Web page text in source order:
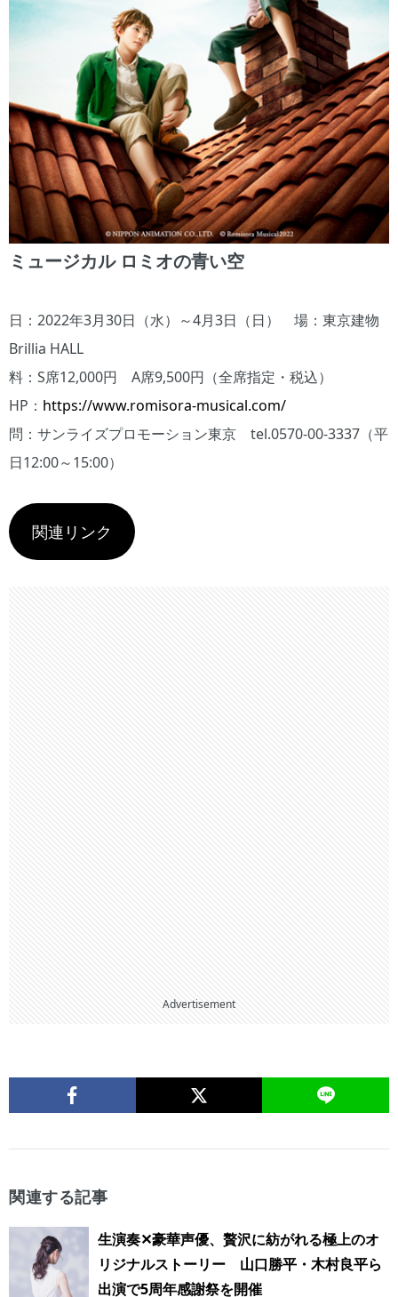
ミュージカル ロミオの青い空
日：2022年3月30日（水）～4月3日（日） 場：東京建物
Brillia HALL
料：S席12,000円 A席9,500円（全席指定・税込）
HP： https://www.romisora-musical.com/
問：サンライズプロモーション東京 tel.0570-00-3337（平
日12:00～15:00）
関連リンク
Advertisement
関連する記事
生演奏✕豪華声優、贅沢に紡がれる極上のオ
リジナルストーリー 山口勝平・木村良平ら
出演で5周年感謝祭を開催